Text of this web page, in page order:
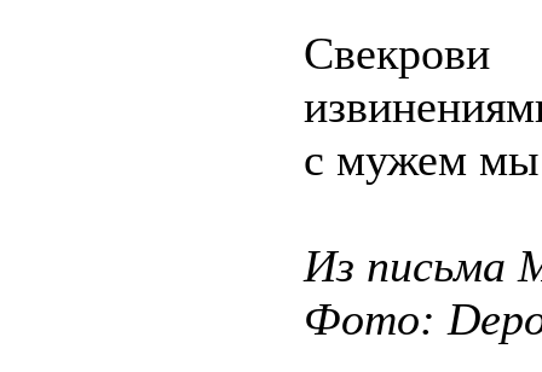
с мужем мы
Из письма
Фото: